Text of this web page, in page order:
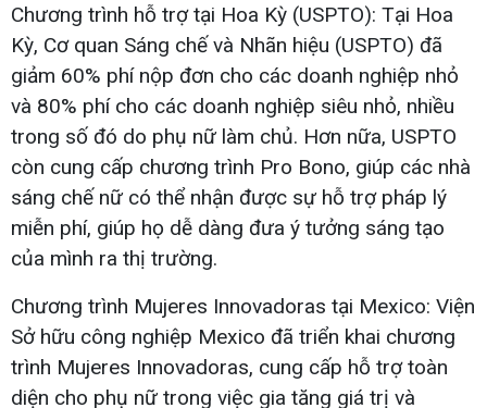
Chương trình hỗ trợ tại Hoa Kỳ (USPTO): Tại Hoa
Kỳ, Cơ quan Sáng chế và Nhãn hiệu (USPTO) đã
giảm 60% phí nộp đơn cho các doanh nghiệp nhỏ
và 80% phí cho các doanh nghiệp siêu nhỏ, nhiều
trong số đó do phụ nữ làm chủ. Hơn nữa, USPTO
còn cung cấp chương trình Pro Bono, giúp các nhà
sáng chế nữ có thể nhận được sự hỗ trợ pháp lý
miễn phí, giúp họ dễ dàng đưa ý tưởng sáng tạo
của mình ra thị trường.
Chương trình Mujeres Innovadoras tại Mexico: Viện
Sở hữu công nghiệp Mexico đã triển khai chương
trình Mujeres Innovadoras, cung cấp hỗ trợ toàn
diện cho phụ nữ trong việc gia tăng giá trị và